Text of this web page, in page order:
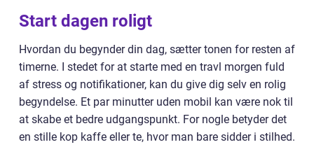
Start dagen roligt
Hvordan du begynder din dag, sætter tonen for resten af
timerne. I stedet for at starte med en travl morgen fuld
af stress og notifikationer, kan du give dig selv en rolig
begyndelse. Et par minutter uden mobil kan være nok til
at skabe et bedre udgangspunkt. For nogle betyder det
en stille kop kaffe eller te, hvor man bare sidder i stilhed.